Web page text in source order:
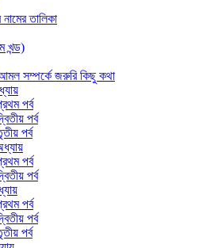
তালিকা
খন্ড)
সম্পর্কে জরুরি কিছু কথা
পর্ব
পর্ব
পর্ব
পর্ব
পর্ব
পর্ব
পর্ব
পর্ব